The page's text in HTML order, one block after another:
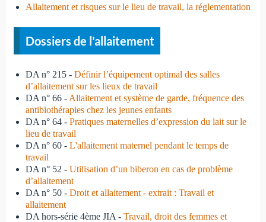
Allaitement et risques sur le lieu de travail, la réglementation
Dossiers de l'allaitement
DA n° 215 - Définir l’équipement optimal des salles
d’allaitement sur les lieux de travail
DA n° 66 - Allaitement et système de garde, fréquence des
antibiothérapies chez les jeunes enfants
DA n° 64 - Pratiques maternelles d’expression du lait sur le
lieu de travail
DA n° 60 - L'allaitement maternel pendant le temps de
travail
DA n° 52 - Utilisation d’un biberon en cas de problème
d’allaitement
DA n° 50 - Droit et allaitement - extrait : Travail et
allaitement
DA hors-série 4ème JIA - Travail, droit des femmes et